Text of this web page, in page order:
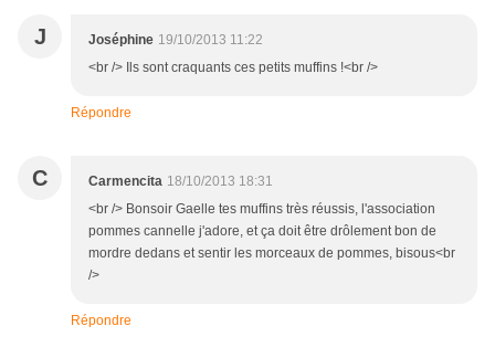
J Joséphine 19/10/2013 11:22
<br /> Ils sont craquants ces petits muffins !<br />
Répondre
C Carmencita 18/10/2013 18:31
<br /> Bonsoir Gaelle tes muffins très réussis, l'association
pommes cannelle j'adore, et ça doit être drôlement bon de
mordre dedans et sentir les morceaux de pommes, bisous<br
/>
Répondre